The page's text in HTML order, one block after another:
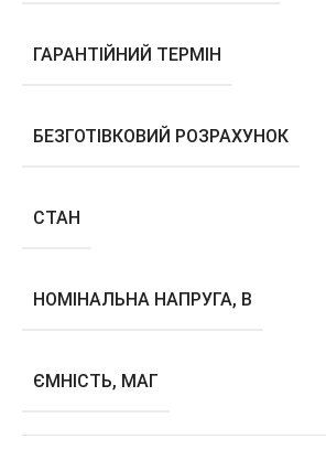
ГАРАНТІЙНИЙ ТЕРМІН
БЕЗГОТІВКОВИЙ РОЗРАХУНОК
СТАН
НОМІНАЛЬНА НАПРУГА, В
ЄМНІСТЬ, МАГ